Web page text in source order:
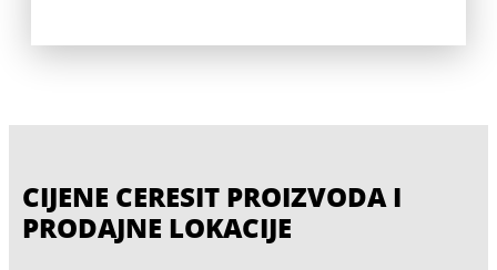
CIJENE CERESIT PROIZVODA I
PRODAJNE LOKACIJE